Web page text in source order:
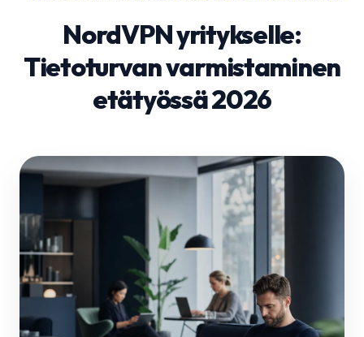
NordVPN yritykselle:
Tietoturvan varmistaminen
etätyössä 2026